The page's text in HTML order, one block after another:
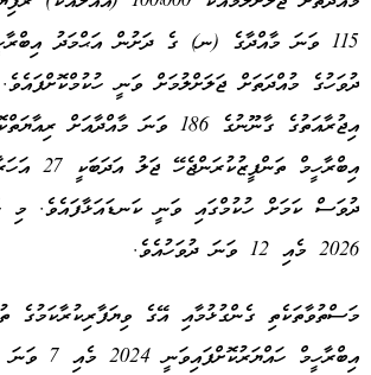
ދުވަހުގެ މުއްދަތަށް ޖަލަށްލުމަށް ވަނީ
އިޖުރާއަތުގެ ގާނޫނުގެ 186 ވަނަ
ދުވަސް ކަމަށް ހުކުމްގައި ވަނީ ކަނޑައަޅާފައެވެ. މި
2026 މެއި 12 ވަނަ ދުވަހުއެވެ.
މަސްތުވާތަކެތި ގެންގުޅުމާއި އޭގެ ވިޔަފާރިކުރާކަމުގެ
އިބްރާހީމް